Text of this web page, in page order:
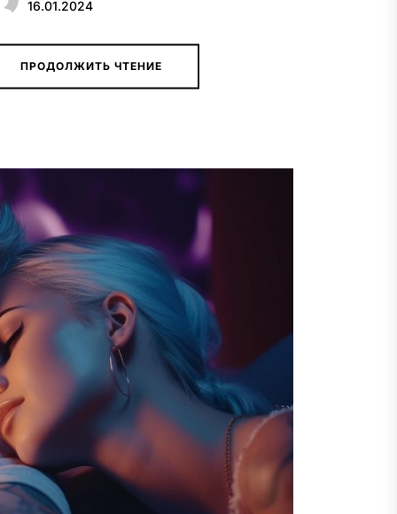
16.01.2024
ПРОДОЛЖИТЬ ЧТЕНИЕ